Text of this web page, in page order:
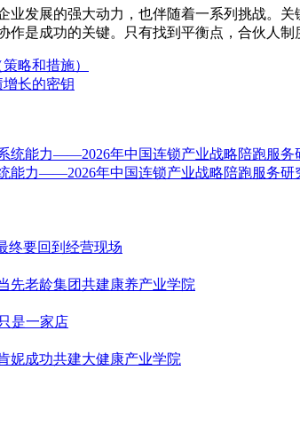
展的强大动力，也伴随着一系列挑战。关
是成功的关键。只有找到平衡点，合伙人制
略和措施）
长的密钥
能力——2026年中国连锁产业战略陪跑服务研
终要回到经营现场
先老龄集团共建康养产业学院
是一家店
妮成功共建大健康产业学院